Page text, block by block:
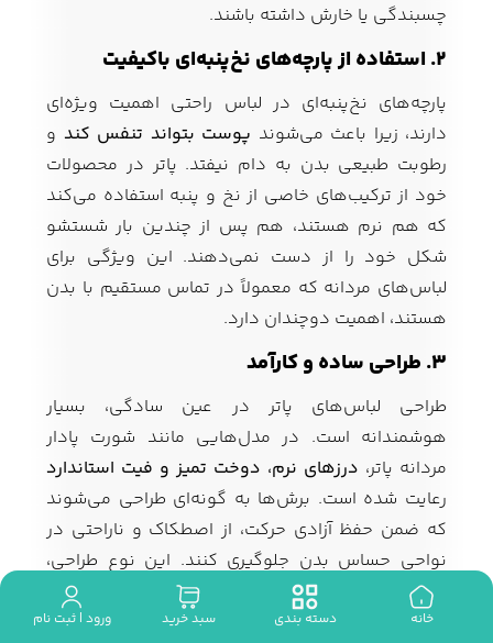
چسبندگی یا خارش داشته باشند.
۲. استفاده از پارچه‌های نخ‌پنبه‌ای باکیفیت
پارچه‌های نخ‌پنبه‌ای در لباس راحتی اهمیت ویژه‌ای
دارند، زیرا باعث می‌شوند پوست بتواند تنفس کند و
رطوبت طبیعی بدن به دام نیفتد. پاتر در محصولات
خود از ترکیب‌های خاصی از نخ و پنبه استفاده می‌کند
که هم نرم هستند، هم پس از چندین بار شستشو
شکل خود را از دست نمی‌دهند. این ویژگی برای
لباس‌های مردانه که معمولاً در تماس مستقیم با بدن
هستند، اهمیت دوچندان دارد.
۳. طراحی ساده و کارآمد
طراحی لباس‌های پاتر در عین سادگی، بسیار
هوشمندانه است. در مدل‌هایی مانند شورت پادار
مردانه پاتر، درزهای نرم، دوخت تمیز و فیت استاندارد
رعایت شده است. برش‌ها به گونه‌ای طراحی می‌شوند
که ضمن حفظ آزادی حرکت، از اصطکاک و ناراحتی در
نواحی حساس بدن جلوگیری کنند. این نوع طراحی،
به‌ویژه برای آقایانی که در طول روز فعالیت زیادی
دارند، اهمیت بالایی دارد.
خانه دسته بندی سبد خرید ورود | ثبت نام